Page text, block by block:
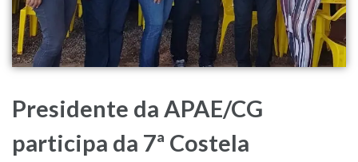
Presidente da APAE/CG
participa da 7ª Costela